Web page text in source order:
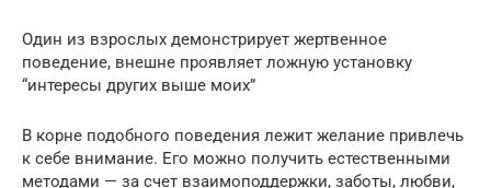
Один из взрослых демонстрирует жертвенное
поведение, внешне проявляет ложную установку
“интересы других выше моих”
В корне подобного поведения лежит желание привлечь
к себе внимание. Его можно получить естественными
методами — за счет взаимоподдержки, заботы, любви,